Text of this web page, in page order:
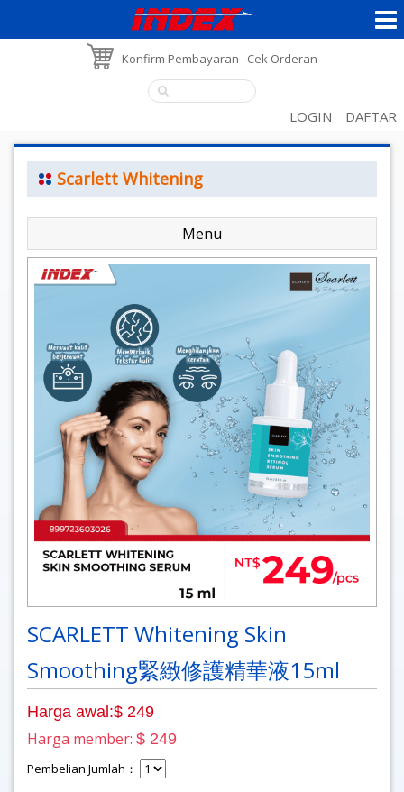
Konfirm Pembayaran Cek Orderan
LOGIN DAFTAR
Scarlett Whitening
Menu
SCARLETT Whitening Skin
Smoothing緊緻修護精華液15ml
Harga awal:$ 249
Harga member: $ 249
Pembelian Jumlah：